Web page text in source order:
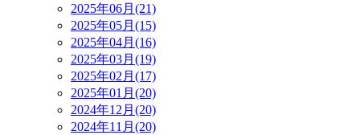
2025年06月(21)
2025年05月(15)
2025年04月(16)
2025年03月(19)
2025年02月(17)
2025年01月(20)
2024年12月(20)
2024年11月(20)